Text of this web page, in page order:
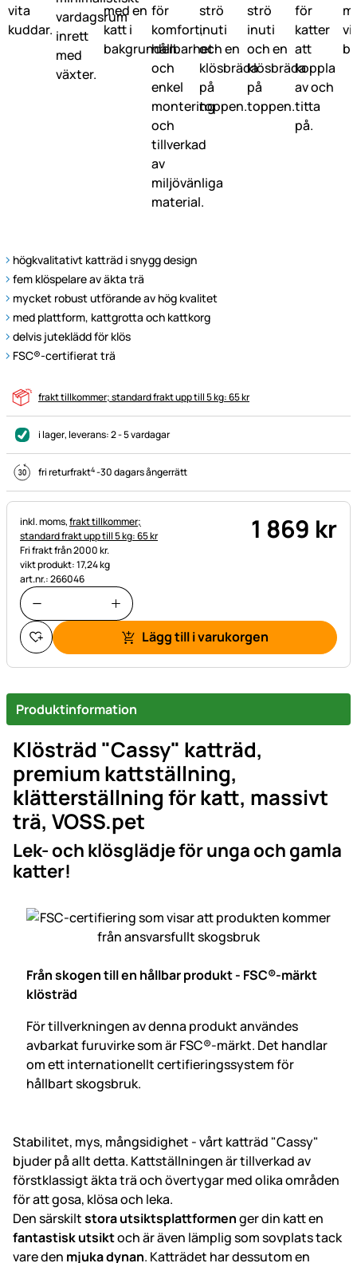
högkvalitativt katträd i snygg design
fem klöspelare av äkta trä
mycket robust utförande av hög kvalitet
med plattform, kattgrotta och kattkorg
delvis juteklädd för klös
FSC®-certifierat trä
frakt tillkommer; standard frakt upp till 5 kg: 65 kr
i lager, leverans:2 - 5 vardagar
fri returfrakt4-30 dagars ångerrätt
Skatteinformation:
inkl. moms,frakt tillkommer;
standard frakt upp till 5 kg: 65 kr
Fri frakt från 2000 kr.
vikt produkt: 17,24 kg
art.nr.: 266046
1 869 kr
Lägg till i varukorgen
Produktinformation
Klösträd "Cassy" katträd,
premium kattställning,
klätterställning för katt, massivt
trä, VOSS.pet
Lek- och klösglädje för unga och gamla
katter!
Från skogen till en hållbar produkt - FSC®-märkt
klösträd
För tillverkningen av denna produkt användes
avbarkat furuvirke som är FSC®-märkt. Det handlar
om ett internationellt certifieringssystem för
hållbart skogsbruk.
Stabilitet, mys, mångsidighet - vårt katträd "Cassy"
bjuder på allt detta. Kattställningen är tillverkad av
förstklassigt äkta trä och övertygar med olika områden
för att gosa, klösa och leka.
Den särskiltstora utsiktsplattformenger din katt en
fantastisk utsiktoch är även lämplig som sovplats tack
vare den mjuka dynan. Katträdet har dessutom en